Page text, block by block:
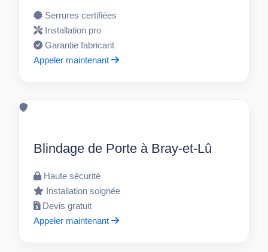
Serrures certifiées
Installation pro
Garantie fabricant
Appeler maintenant
Blindage de Porte à Bray-et-Lû
Haute sécurité
Installation soignée
Devis gratuit
Appeler maintenant